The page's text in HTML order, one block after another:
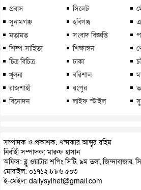
প্রবাস
সিলেট
সুনামগঞ্জ
হবিগঞ্জ
মতামত
সংবাদ বিজ্ঞপ্তি
শিল্প-সাহিত্য
শিক্ষাঙ্গন
চিত্র বিচিত্র
ঢাকা
খুলনা
বরিশাল
রাজশাহী
রংপুর
বিনোদন
লাইফ স্টাইল
সম্পাদক ও প্রকাশক: খন্দকার আব্দুর রহিম
নির্বাহী সম্পাদক: মারুফ হাসান
অফিস: ব্লু ওয়াটার শপিং সিটি, ৯ম তলা, জিন্দাবাজার,
মোবাইল: ০১৭১২ ৮৮৬ ৫০৩
ই-মেইল: dailysylhet@gmail.com